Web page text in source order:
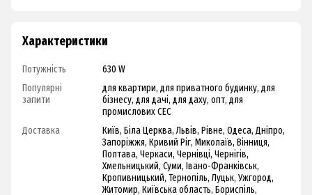
Характеристики
Потужність
630 W
Популярні
запити
для квартири, для приватного будинку, для
бізнесу, для дачі, для даху, опт, для
промислових СЕС
Доставка
Київ, Біла Церква, Львів, Рівне, Одеса, Дніпро,
Запоріжжя, Кривий Ріг, Миколаїв, Вінниця,
Полтава, Черкаси, Чернівці, Чернігів,
Хмельницький, Суми, Івано-Франківськ,
Кропивницький, Тернопіль, Луцьк, Ужгород,
Житомир, Київська область, Бориспіль,